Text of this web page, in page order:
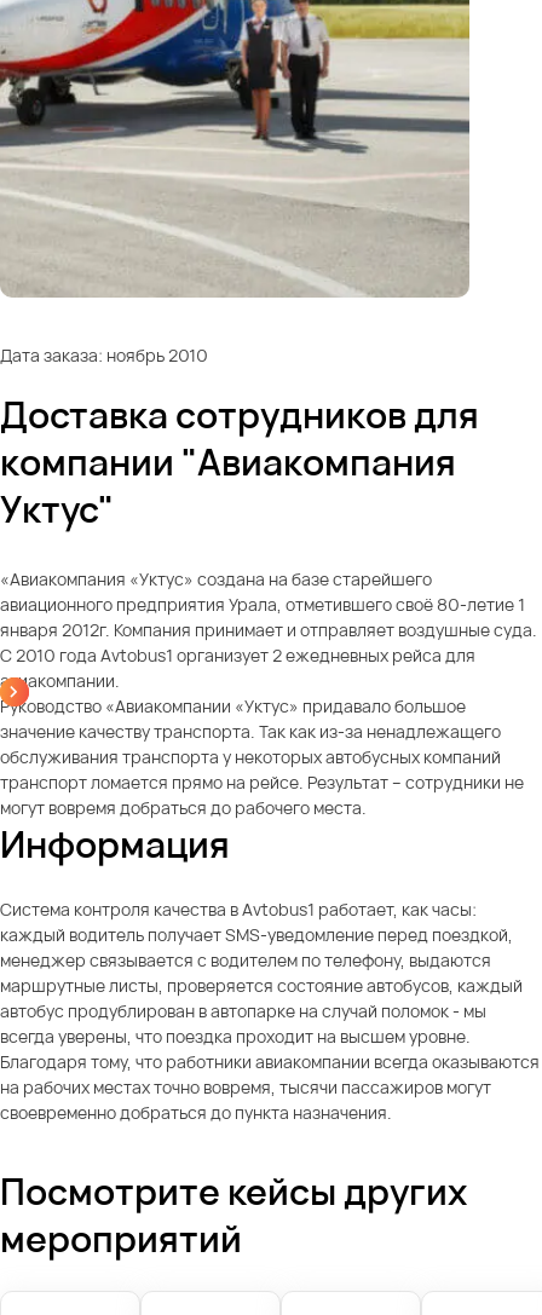
Дата заказа: ноябрь 2010
Доставка сотрудников для
компании "Авиакомпания
Уктус"
«Авиакомпания «Уктус» создана на базе старейшего
авиационного предприятия Урала, отметившего своё 80-летие 1
января 2012г. Компания принимает и отправляет воздушные суда.
С 2010 года Avtobus1 организует 2 ежедневных рейса для
авиакомпании.
Руководство «Авиакомпании «Уктус» придавало большое
значение качеству транспорта. Так как из-за ненадлежащего
обслуживания транспорта у некоторых автобусных компаний
транспорт ломается прямо на рейсе. Результат – сотрудники не
могут вовремя добраться до рабочего места.
Информация
Система контроля качества в Avtobus1 работает, как часы:
каждый водитель получает SMS-уведомление перед поездкой,
менеджер связывается с водителем по телефону, выдаются
маршрутные листы, проверяется состояние автобусов, каждый
автобус продублирован в автопарке на случай поломок - мы
всегда уверены, что поездка проходит на высшем уровне.
Благодаря тому, что работники авиакомпании всегда оказываются
на рабочих местах точно вовремя, тысячи пассажиров могут
своевременно добраться до пункта назначения.
Посмотрите кейсы других
мероприятий